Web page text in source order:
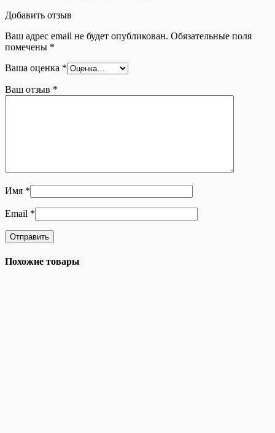
Добавить отзыв
Ваш адрес email не будет опубликован. Обязательные поля
помечены *
Ваша оценка *
Ваш отзыв *
Имя *
Email *
Похожие товары